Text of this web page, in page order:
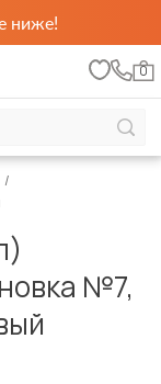
ниже!
0
№7,